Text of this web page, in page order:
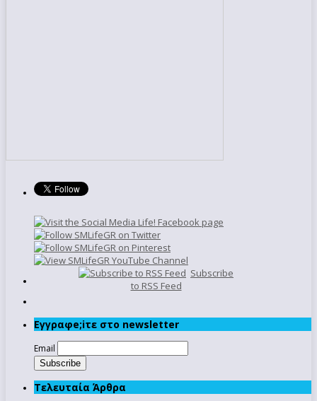
Subscribe
to RSS Feed
Εγγραφe;iτε στο newsletter
Email
Τελευταία Άρθρα